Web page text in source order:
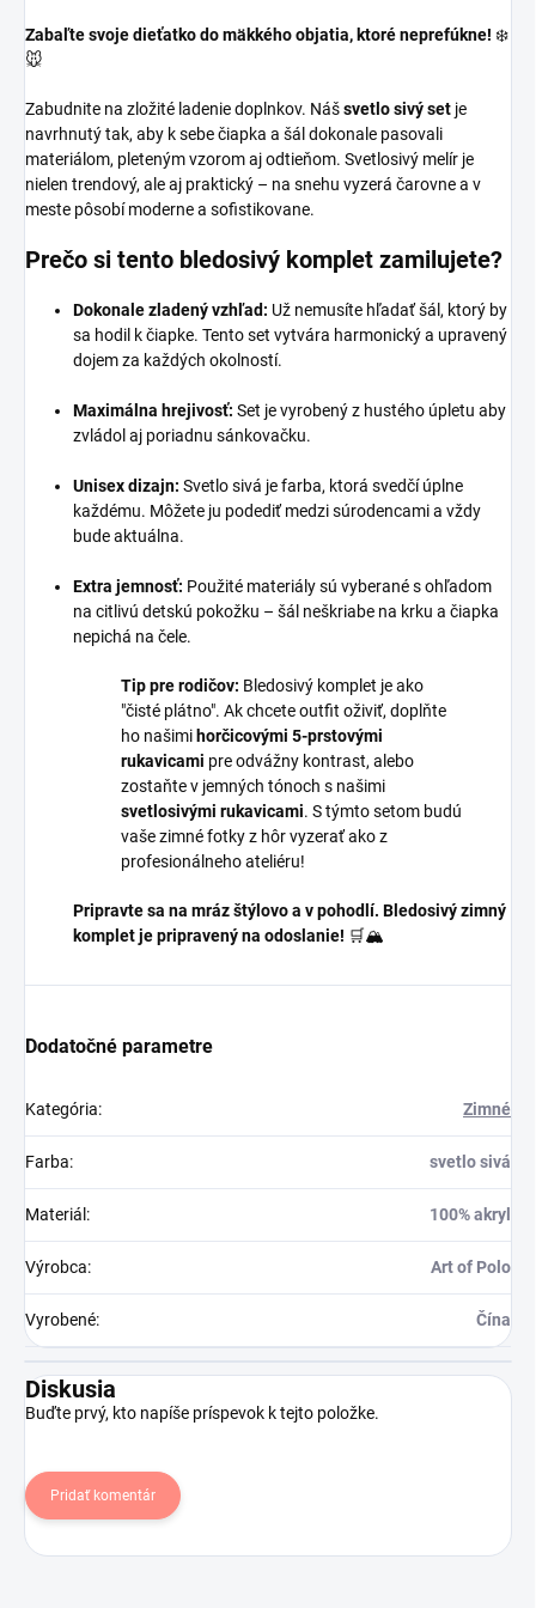
Zabaľte svoje dieťatko do mäkkého objatia, ktoré neprefúkne! ❄️
🐭
Zabudnite na zložité ladenie doplnkov. Nášsvetlo sivý set je
navrhnutý tak, aby k sebe čiapka a šál dokonale pasovali
materiálom, pleteným vzorom aj odtieňom. Svetlosivý melír je
nielen trendový, ale aj praktický – na snehu vyzerá čarovne a v
meste pôsobí moderne a sofistikovane.
Prečo si tento bledosivý komplet zamilujete?
Dokonale zladený vzhľad: Už nemusíte hľadať šál, ktorý by
sa hodil k čiapke. Tento set vytvára harmonický a upravený
dojem za každých okolností.
Maximálna hrejivosť: Set je vyrobený z hustého úpletu aby
zvládol aj poriadnu sánkovačku.
Unisex dizajn: Svetlo sivá je farba, ktorá svedčí úplne
každému. Môžete ju podediť medzi súrodencami a vždy
bude aktuálna.
Extra jemnosť: Použité materiály sú vyberané s ohľadom
na citlivú detskú pokožku – šál neškriabe na krku a čiapka
nepichá na čele.
Tip pre rodičov: Bledosivý komplet je ako
"čisté plátno". Ak chcete outfit oživiť, doplňte
ho našimi horčicovými 5-prstovými
rukavicami pre odvážny kontrast, alebo
zostaňte v jemných tónoch s našimi
svetlosivými rukavicami. S týmto setom budú
vaše zimné fotky z hôr vyzerať ako z
profesionálneho ateliéru!
Pripravte sa na mráz štýlovo a v pohodlí. Bledosivý zimný
komplet je pripravený na odoslanie! 🛒🏔️
Dodatočné parametre
Kategória: Zimné
Farba: svetlo sivá
Materiál : 100% akryl
Výrobca: Art of Polo
Vyrobené: Čína
Diskusia
Buďte prvý, kto napíše príspevok k tejto položke.
Pridať komentár